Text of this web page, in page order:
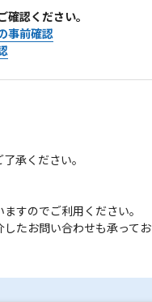
認ください。
事前確認
承ください。
すのでご利用ください。
たお問い合わせも承ってお